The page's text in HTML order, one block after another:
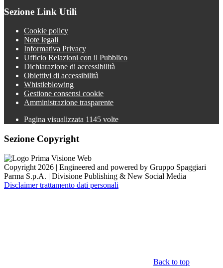
Sezione Link Utili
Cookie policy
Note legali
Informativa Privacy
Ufficio Relazioni con il Pubblico
Dichiarazione di accessibilità
Obiettivi di accessibilità
Whistleblowing
Gestione consensi cookie
Amministrazione trasparente
Pagina visualizzata 1145 volte
Sezione Copyright
Copyright 2026 | Engineered and powered by Gruppo Spaggiari
Parma S.p.A. | Divisione Publishing & New Social Media
Disclaimer trattamento dati personali
Back to top